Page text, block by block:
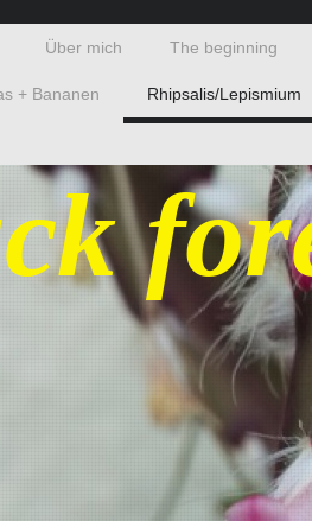
Über mich The beginning
+ Bananen Rhipsalis/Lepismium